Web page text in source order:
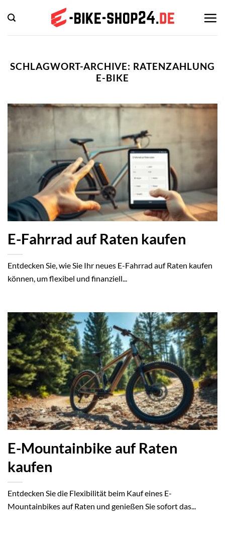
Inhalt
springen
SCHLAGWORT-ARCHIVE: RATENZAHLUNG
E-BIKE
E-Fahrrad auf Raten kaufen
Entdecken Sie, wie Sie Ihr neues E-Fahrrad auf Raten kaufen
können, um flexibel und finanziell...
E-Mountainbike auf Raten
kaufen
Entdecken Sie die Flexibilität beim Kauf eines E-
Mountainbikes auf Raten und genießen Sie sofort das...